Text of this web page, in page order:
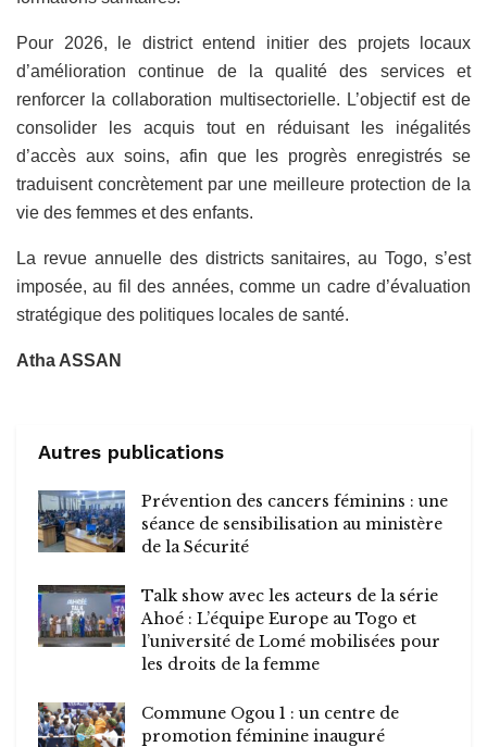
Pour 2026, le district entend initier des projets locaux
d’amélioration continue de la qualité des services et
renforcer la collaboration multisectorielle. L’objectif est de
consolider les acquis tout en réduisant les inégalités
d’accès aux soins, afin que les progrès enregistrés se
traduisent concrètement par une meilleure protection de la
vie des femmes et des enfants.
La revue annuelle des districts sanitaires, au Togo, s’est
imposée, au fil des années, comme un cadre d’évaluation
stratégique des politiques locales de santé.
Atha ASSAN
Autres publications
Prévention des cancers féminins : une
séance de sensibilisation au ministère
de la Sécurité
Talk show avec les acteurs de la série
Ahoé : L’équipe Europe au Togo et
l’université de Lomé mobilisées pour
les droits de la femme
Commune Ogou 1 : un centre de
promotion féminine inauguré